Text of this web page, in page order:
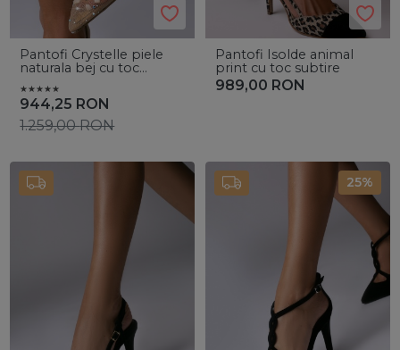
Pantofi Crystelle piele
naturala bej cu toc
944,25 RON
1.259,00RON
Pantofi Isolde animal
print cu toc subtire
989,00 RON
25%